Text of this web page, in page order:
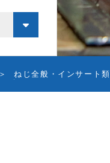
ねじ全般・インサート類